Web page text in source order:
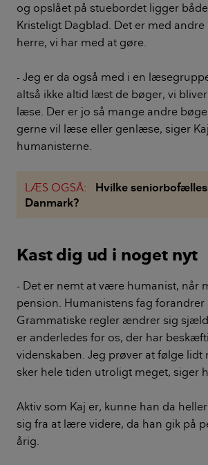
og opslået på stuebordet ligger
Kristeligt Dagblad. Det er med
herre, vi har med at gøre.
- Jeg er da også med i en
altså ikke altid læst de bøger, vi
læse. Der er jo så mange andre
gerne vil læse eller genlæse, siger
humanisterne.
LÆS OGSÅ:
Hvilke
Danmark?
Kast dig ud i noget nyt
- Det er nemt at være humanist, når
pension. Humanistens fag forandrer
Grammatiske regler ændrer sig
er anderledes for os, der har
videnskaben. Jeg prøver at følge lidt
sker hele tiden utroligt meget, siger
Aktiv som Kaj er, kunne han da
sig fra at lære videre, da han gik på
årig.